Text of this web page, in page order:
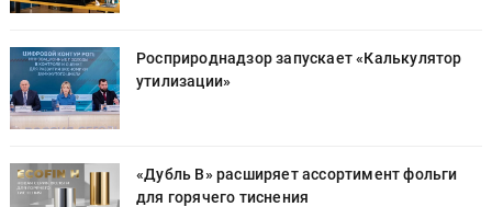
Росприроднадзор запускает «Калькулятор
утилизации»
«Дубль В» расширяет ассортимент фольги
для горячего тиснения